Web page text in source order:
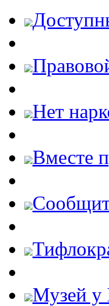
Нет
Вместе
Музей у